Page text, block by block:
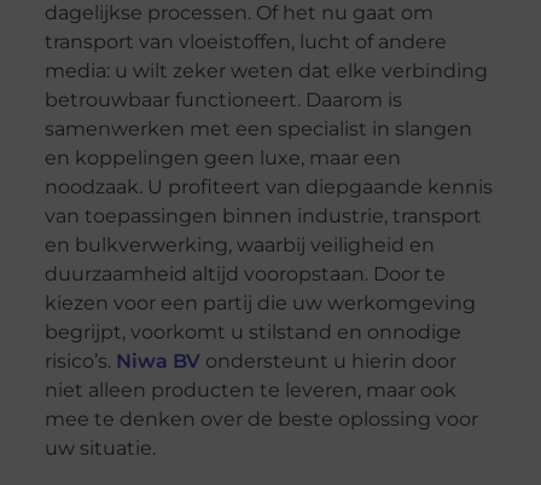
dagelijkse processen. Of het nu gaat om
transport van vloeistoffen, lucht of andere
media: u wilt zeker weten dat elke verbinding
betrouwbaar functioneert. Daarom is
samenwerken met een specialist in slangen
en koppelingen geen luxe, maar een
noodzaak. U profiteert van diepgaande kennis
van toepassingen binnen industrie, transport
en bulkverwerking, waarbij veiligheid en
duurzaamheid altijd vooropstaan. Door te
kiezen voor een partij die uw werkomgeving
begrijpt, voorkomt u stilstand en onnodige
risico’s. Niwa BV ondersteunt u hierin door
niet alleen producten te leveren, maar ook
mee te denken over de beste oplossing voor
uw situatie.